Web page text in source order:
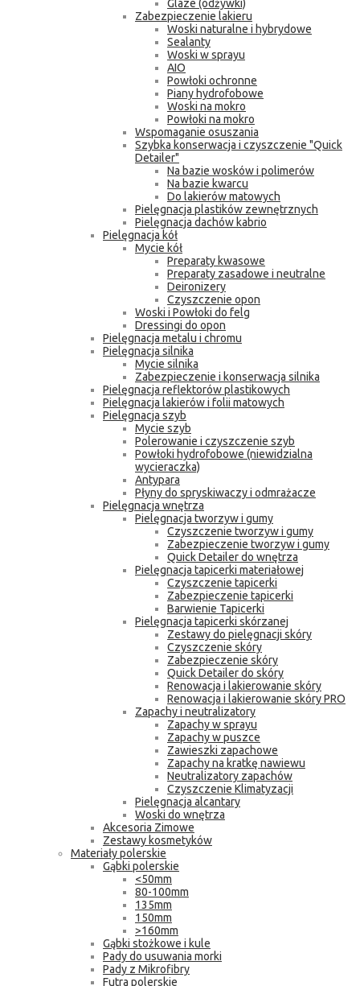
Glaze (odżywki)
Zabezpieczenie lakieru
Woski naturalne i hybrydowe
Sealanty
Woski w sprayu
AIO
Powłoki ochronne
Piany hydrofobowe
Woski na mokro
Powłoki na mokro
Wspomaganie osuszania
Szybka konserwacja i czyszczenie "Quick
Detailer"
Na bazie wosków i polimerów
Na bazie kwarcu
Do lakierów matowych
Pielęgnacja plastików zewnętrznych
Pielęgnacja dachów kabrio
Pielęgnacja kół
Mycie kół
Preparaty kwasowe
Preparaty zasadowe i neutralne
Deironizery
Czyszczenie opon
Woski i Powłoki do felg
Dressingi do opon
Pielęgnacja metalu i chromu
Pielęgnacja silnika
Mycie silnika
Zabezpieczenie i konserwacja silnika
Pielęgnacja reflektorów plastikowych
Pielęgnacja lakierów i folii matowych
Pielęgnacja szyb
Mycie szyb
Polerowanie i czyszczenie szyb
Powłoki hydrofobowe (niewidzialna
wycieraczka)
Antypara
Płyny do spryskiwaczy i odmrażacze
Pielęgnacja wnętrza
Pielęgnacja tworzyw i gumy
Czyszczenie tworzyw i gumy
Zabezpieczenie tworzyw i gumy
Quick Detailer do wnętrza
Pielęgnacja tapicerki materiałowej
Czyszczenie tapicerki
Zabezpieczenie tapicerki
Barwienie Tapicerki
Pielęgnacja tapicerki skórzanej
Zestawy do pielęgnacji skóry
Czyszczenie skóry
Zabezpieczenie skóry
Quick Detailer do skóry
Renowacja i lakierowanie skóry
Renowacja i lakierowanie skóry PRO
Zapachy i neutralizatory
Zapachy w sprayu
Zapachy w puszce
Zawieszki zapachowe
Zapachy na kratkę nawiewu
Neutralizatory zapachów
Czyszczenie Klimatyzacji
Pielęgnacja alcantary
Woski do wnętrza
Akcesoria Zimowe
Zestawy kosmetyków
Materiały polerskie
Gąbki polerskie
<50mm
80-100mm
135mm
150mm
>160mm
Gąbki stożkowe i kule
Pady do usuwania morki
Pady z Mikrofibry
Futra polerskie